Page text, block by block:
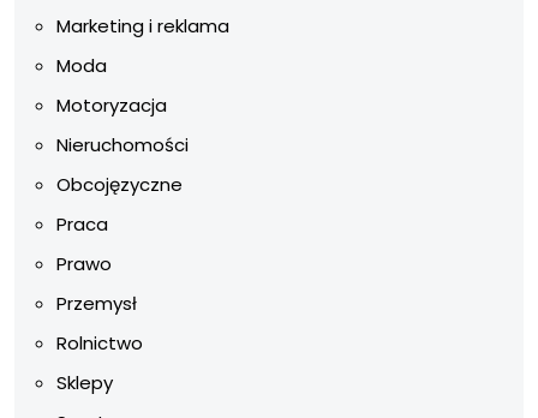
Marketing i reklama
Moda
Motoryzacja
Nieruchomości
Obcojęzyczne
Praca
Prawo
Przemysł
Rolnictwo
Sklepy